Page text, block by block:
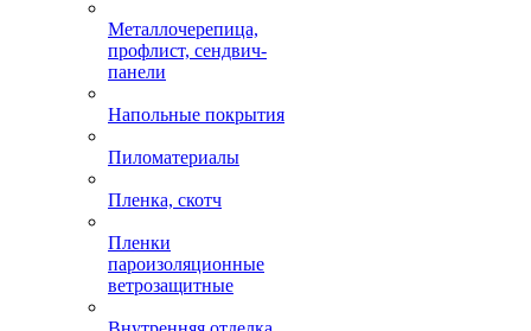
Металлочерепица,
профлист, сендвич-
панели
Напольные покрытия
Пиломатериалы
Пленка, скотч
Пленки
пароизоляционные
ветрозащитные